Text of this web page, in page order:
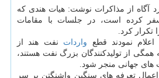
آگاه از مذاکرات نوشت: هیات هندی که
کرده است، در جلسات با مقامات
تکرار کرد.
نمودند قطع واردات نفت هند از
همگی از تولیدکنندگان بزرگ نفت هستند،
های جهانی منجر شود.
اعمال تعرفه های سنگین واشنگتن بر سر